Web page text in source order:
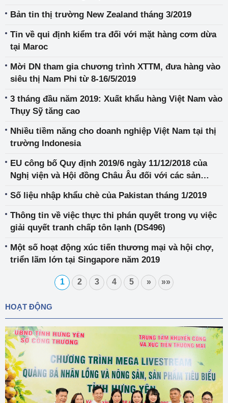
Bản tin thị trường New Zealand tháng 3/2019
Tin về qui định kiểm tra đối với mặt hàng cơm dừa
tại Maroc
Mời DN tham gia chương trình XTTM, đưa hàng vào
siêu thị Nam Phi từ 8-16/5/2019
3 tháng đầu năm 2019: Xuất khẩu hàng Việt Nam vào
Thụy Sỹ tăng cao
Nhiều tiềm năng cho doanh nghiệp Việt Nam tại thị
trường Indonesia
EU công bố Quy định 2019/6 ngày 11/12/2018 của
Nghị viện và Hội đồng Châu Âu đối với các sản
đưa ra thị trường và sử dụng thức ăn trộn thuốc
Số liệu nhập khẩu chè của Pakistan tháng 1/2019
Thông tin về việc thực thi phán quyết trong vụ việc
giải quyết tranh chấp tôn lạnh (DS496)
Một số hoạt động xúc tiến thương mại và hội chợ,
triển lãm lớn tại Singapore năm 2019
1 2 3 4 5 » »»
HOẠT ĐỘNG